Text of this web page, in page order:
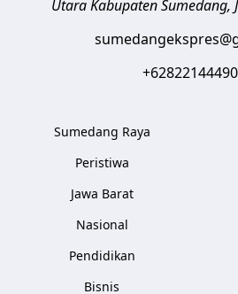
Utara Kabupaten Sumedang,
Sumedang Raya
Peristiwa
Jawa Barat
Nasional
Pendidikan
Bisnis